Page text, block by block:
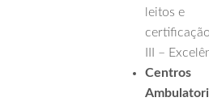
leitos e
III –
Centros